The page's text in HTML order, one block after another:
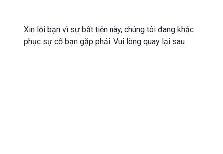
Xin lỗi bạn vì sự bất tiện này, chúng tôi đang khắc
phục sự cố bạn gặp phải. Vui lòng quay lại sau